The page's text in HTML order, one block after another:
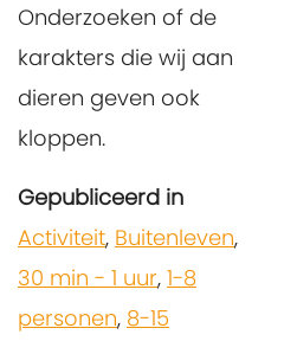
Onderzoeken of de
karakters die wij aan
dieren geven ook
kloppen.
Gepubliceerd in
Activiteit, Buitenleven,
30 min - 1 uur, 1-8
personen, 8-15